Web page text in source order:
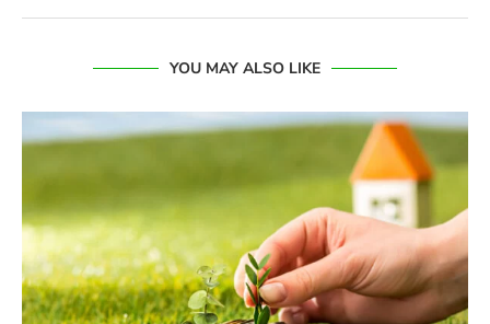
YOU MAY ALSO LIKE